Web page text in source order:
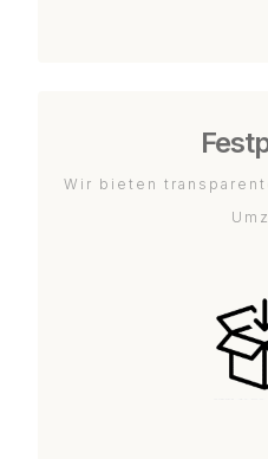
Wir bieten